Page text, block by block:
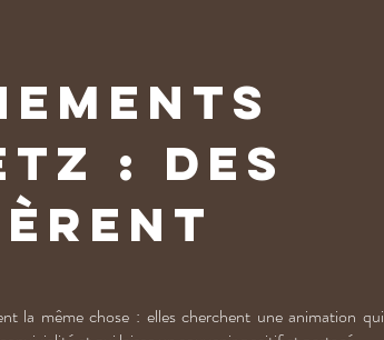
: des
la même chose : elles cherchent une animation qui